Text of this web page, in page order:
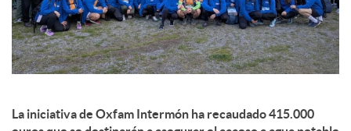
t
e
La iniciativa de Oxfam Intermón ha recaudado 415.000